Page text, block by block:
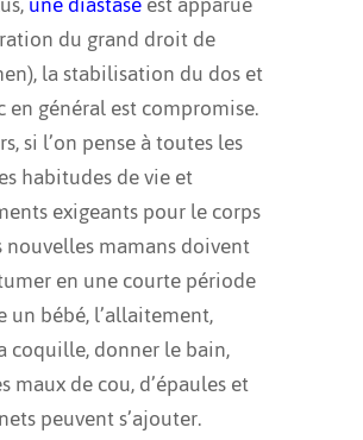
du grand droit de
la stabilisation du dos et
en général est compromise.
si l’on pense à toutes les
habitudes de vie et
exigeants pour le corps
mamans doivent
en une courte période
un bébé, l’allaitement,
coquille, donner le bain,
maux de cou, d’épaules et
peuvent s’ajouter.